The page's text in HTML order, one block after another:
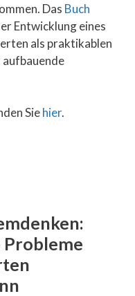
Das Buch
Entwicklung eines
als praktikablen
Siehier.
Probleme